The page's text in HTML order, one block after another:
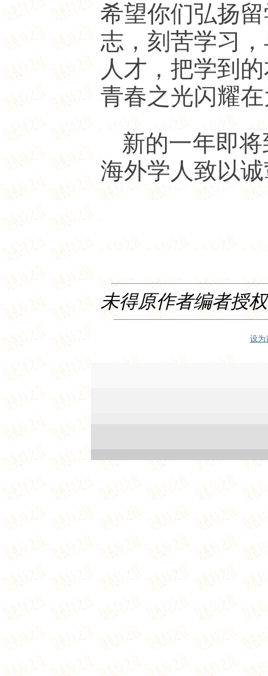
希望你们弘扬
志，刻苦学习
人才，把学到
青春之光闪耀
新的一年即
海外学人致以
未得原作者编者授
设为